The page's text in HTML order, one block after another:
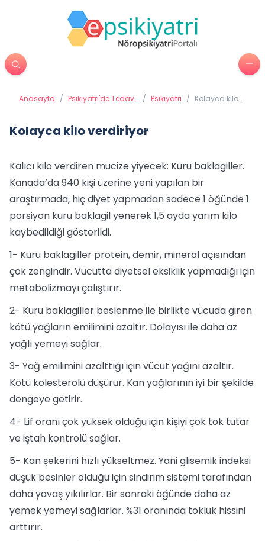
Anasayfa / Psikiyatri'de Tedavi
/ Psikiyatri / Kolayca kilo
Kolayca kilo verdiriyor
Kalıcı kilo verdiren mucize yiyecek: Kuru baklagiller.
Kanada’da 940 kişi üzerine yeni yapılan bir
araştırmada, hiç diyet yapmadan sadece 1 öğünde 1
porsiyon kuru baklagil yenerek 1,5 ayda yarım kilo
kaybedildiği gösterildi.
1- Kuru baklagiller protein, demir, mineral açısından
çok zengindir. Vücutta diyetsel eksiklik yapmadığı için
metabolizmayı çalıştırır.
2- Kuru baklagiller beslenme ile birlikte vücuda giren
kötü yağların emilimini azaltır. Dolayısı ile daha az
yağlı yemeyi sağlar.
3- Yağ emilimini azalttığı için vücut yağını azaltır.
Kötü kolesterolü düşürür. Kan yağlarının iyi bir şekilde
dengeye getirir.
4- Lif oranı çok yüksek olduğu için kişiyi çok tok tutar
ve iştah kontrolü sağlar.
5- Kan şekerini hızlı yükseltmez. Yani glisemik indeksi
düşük besinler olduğu için sindirim sistemi tarafından
daha yavaş yıkılırlar. Bir sonraki öğünde daha az
yemek yemeyi sağlarlar. %31 oranında tokluk hissini
arttırır.